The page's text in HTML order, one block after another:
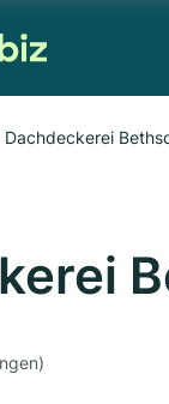
Dachdeckerei